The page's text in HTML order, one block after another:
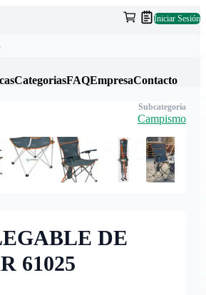
Iniciar Sesión
CategoriasFAQEmpresaContacto
DE
61025
Subcategoría
Campismo